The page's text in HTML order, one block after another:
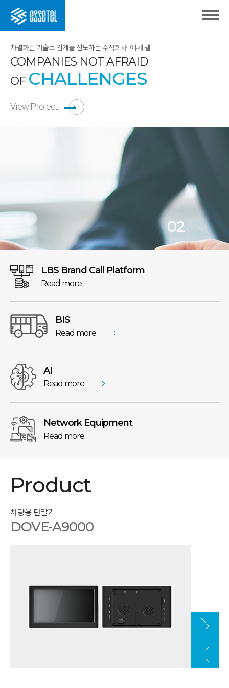
차별화된 기술로 업계를 선도하는 주식회사 에·세·텔
COMPANIES NOT AFRAID
OF CHALLENGES
View Project
02
LBS Brand Call Platform
Read more
BIS
Read more
AI
Read more
Network Equipment
Read more
Product
차량용 단말기
DOVE-A9000